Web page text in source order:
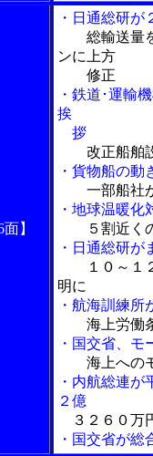
】
・日通総研
総輸送量
ンに上方
修正
・鉄道･運輸
挨
拶
改正船舶
・貨物船の
一部船社
・地球温暖
５割近く
・日通総研
１０～１
明に
・航海訓練
海上労働
・国交省、
海上への
・内航総連
２億
３２６０万
・国交省が